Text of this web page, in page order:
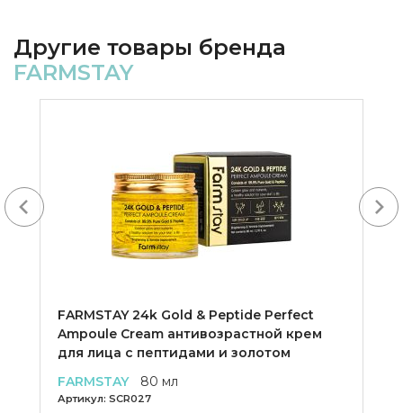
Другие товары бренда
FARMSTAY
FARMSTAY 24k Gold & Peptide Perfect
Ampoule Cream антивозрастной крем
для лица с пептидами и золотом
FARMSTAY
80 мл
Артикул: SCR027
Next